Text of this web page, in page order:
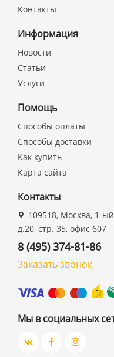
Контакты
Информация
Новости
Статьи
Услуги
Помощь
Способы оплаты
Способы доставки
Как купить
Карта сайта
Контакты
109518, Москва, 1-
д.20, стр. 35, офис 607
8 (495) 374-81-86
Заказать звонок
Мы в социальных